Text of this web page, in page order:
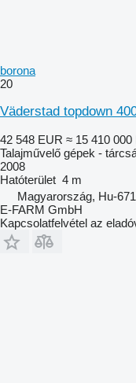
borona
20
Väderstad topdown
42 548 EUR ≈ 15 410 000
Talajművelő gépek -
2008
Hatóterület 4 m
Magyarország, Hu-
E-FARM GmbH
Kapcsolatfelvétel az